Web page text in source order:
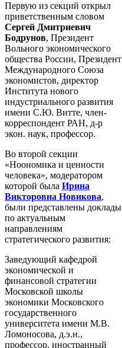
Первую из секций открыл
приветственным словом
Сергей Дмитриевич
Бодрунов, Президент
Вольного экономического
общества России, Президент
Международного Союза
экономистов, директор
Института нового
индустриального развития
имени С.Ю. Витте, член-
корреспондент РАН, д-р
экон. наук, профессор.
Во второй секции
«Ноономика и ценности
человека», модератором
которой была Ирина
Викторовна Новикова,
были представлены доклады
по актуальным
направлениям
стратегического развития:
Заведующий кафедрой
экономической и
финансовой стратегии
Московской школы
экономики Московского
государственного
университета имени М.В.
Ломоносова, д.э.н.,
профессор, иностранный